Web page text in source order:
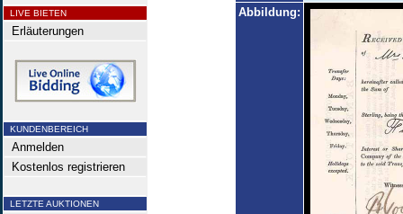
LIVE BIETEN
Erläuterungen
KUNDENBEREICH
Anmelden
Kostenlos registrieren
LETZTE AUKTIONEN
Abbildung: